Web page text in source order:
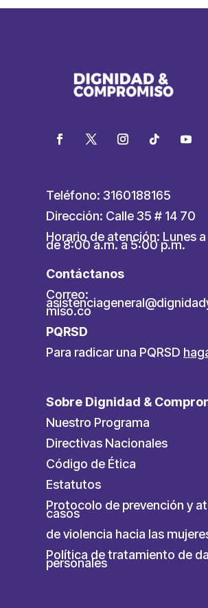
Teléfono: 3160188165
Dirección: Calle 35 # 14 70
Horario de atención: Lunes
de 8:00 a.m. a 5:00 p.m.
Contáctanos
Correo:
miso.co
PQRSD
Para radicar una PQRSD
Sobre Dignidad &
Nuestro Programa
Directivas Nacionales
Código de Ética
Estatutos
Protocolo de prevención y
casos
de violencia hacia las
Política de tratamiento de
personales